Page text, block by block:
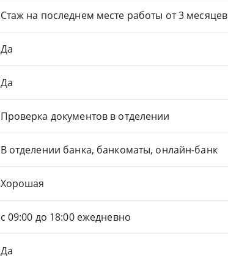
Стаж на последнем месте работы от 3 месяцев
Да
Да
Проверка документов в отделении
В отделении банка, банкоматы, онлайн-банк
Хорошая
с 09:00 до 18:00 ежедневно
Да